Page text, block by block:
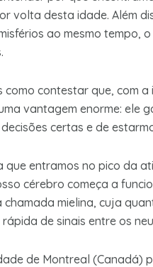
volta desta idade. Além
ao mesmo tempo,
como contestar que, com
vantagem enorme: ele
certas e de
que entramos no pico da
cérebro começa a
chamada mielina, cuja
de sinais entre os
de Montreal (Canadá)